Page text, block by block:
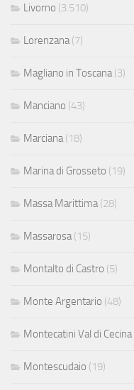
Livorno (3.510)
Lorenzana (7)
Magliano in Toscana (3)
Manciano (43)
Marciana (18)
Marina di Grosseto (19)
Massa Marittima (28)
Massarosa (15)
Montalto di Castro (5)
Monte Argentario (48)
Montecatini Val di Cecina
Montescudaio (19)